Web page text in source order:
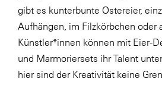
Libro
Lidl Österreich
Die Menü-Manufaktur
MTH Retail Group
gibt es kunterbunte Ostereier,
Aufhängen, im Filzkörbchen oder
Künstler*innen können mit Eier-
und Marmoriersets ihr Talent
hier sind der Kreativität keine